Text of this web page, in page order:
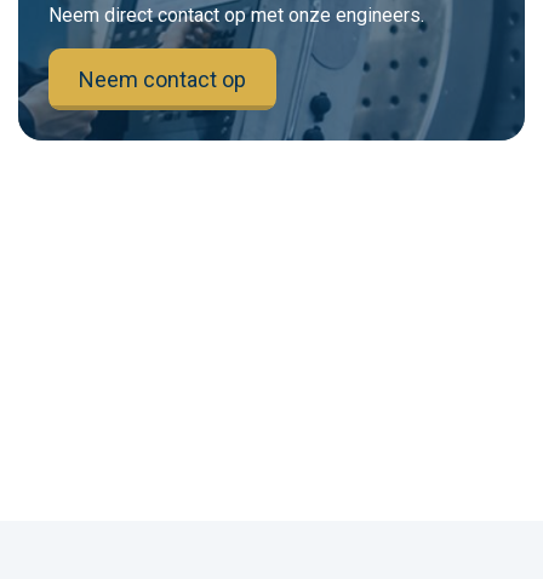
Neem direct contact op met onze engineers.
Neem contact op